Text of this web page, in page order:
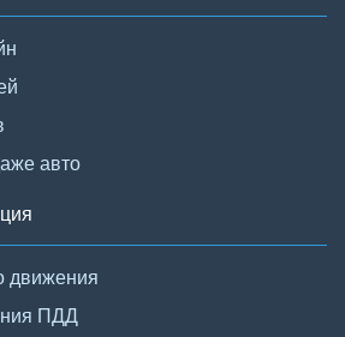
авто
движения
ПДД